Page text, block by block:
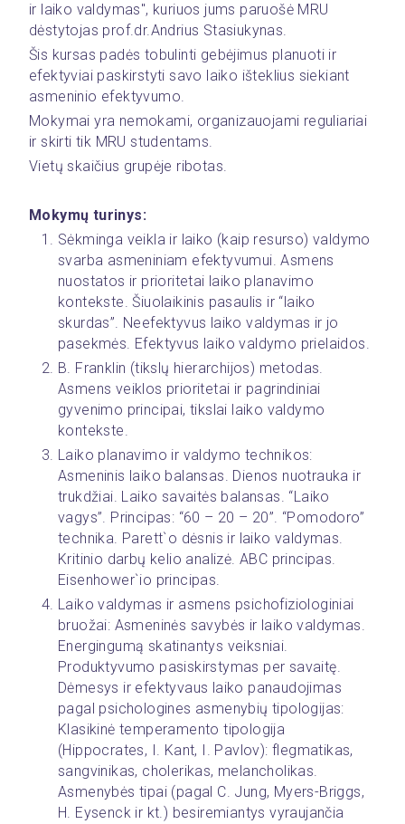
ir laiko valdymas", kuriuos jums paruošė MRU
dėstytojas prof.dr.Andrius Stasiukynas.
Šis kursas padės tobulinti gebėjimus planuoti ir
efektyviai paskirstyti savo laiko išteklius siekiant
asmeninio efektyvumo.
Mokymai yra nemokami, organizauojami reguliariai
ir skirti tik MRU studentams.
Vietų skaičius grupėje ribotas.
Mokymų turinys:
Sėkminga veikla ir laiko (kaip resurso) valdymo
svarba asmeniniam efektyvumui. Asmens
nuostatos ir prioritetai laiko planavimo
kontekste. Šiuolaikinis pasaulis ir “laiko
skurdas”. Neefektyvus laiko valdymas ir jo
pasekmės. Efektyvus laiko valdymo prielaidos.
B. Franklin (tikslų hierarchijos) metodas.
Asmens veiklos prioritetai ir pagrindiniai
gyvenimo principai, tikslai laiko valdymo
kontekste.
Laiko planavimo ir valdymo technikos:
Asmeninis laiko balansas. Dienos nuotrauka ir
trukdžiai. Laiko savaitės balansas. “Laiko
vagys”. Principas: “60 – 20 – 20”. “Pomodoro”
technika. Parett`o dėsnis ir laiko valdymas.
Kritinio darbų kelio analizė. ABC principas.
Eisenhower`io principas.
Laiko valdymas ir asmens psichofiziologiniai
bruožai: Asmeninės savybės ir laiko valdymas.
Energingumą skatinantys veiksniai.
Produktyvumo pasiskirstymas per savaitę.
Dėmesys ir efektyvaus laiko panaudojimas
pagal psichologines asmenybių tipologijas:
Klasikinė temperamento tipologija
(Hippocrates, I. Kant, I. Pavlov): flegmatikas,
sangvinikas, cholerikas, melancholikas.
Asmenybės tipai (pagal C. Jung, Myers-Briggs,
H. Eysenck ir kt.) besiremiantys vyraujančia